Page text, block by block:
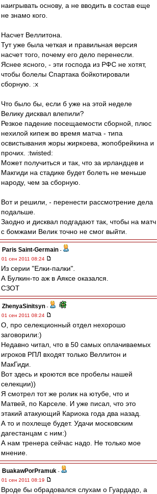
наигрывать основу, а не вводить в состав еще
не знамо кого.
Насчет Веллитона.
Тут уже была четкая и правильная версия
насчет того, почему его дело перенесли.
Яснее ясного, - эти господа из РФС не хотят,
чтобы болелы Спартака бойкотировали
сборную. :x
Что было бы, если б уже на этой неделе
Велику дисквал влепили?
Резкое падение посещаемости сборной, плюс
нехилой кипеж во время матча - типа
освистывания жоры жиркоева, жопобрейкина и
прочих. :twisted:
Может получиться и так, что за ирландцев и
Макгиди на стадике будет болеть не меньше
народу, чем за сборную.
Вот и решили, - перенести рассмотрение дела
подальше.
Заодно и дисквал подгадают так, чтобы на матч
с бомжами Велик точно не смог выйти.
Paris Saint-Germain -
01 сен 2011 08:24
Из серии "Елки-палки".
А Булкин-то аж в Аяксе оказался.
СЗОТ
ZhenyaSinitsyn -
01 сен 2011 08:24
О, про селекционный отдел нехорошо
заговорили:)
Недавно читал, что в 50 самых оплачиваемых
игроков РПЛ входят только Веллитон и
МакГиди.
Вот здесь и кроются все пробелы нашей
селекции))
Я смотрел тот же ролик на ютубе, что и
Матвей, по Карселе. И уже писал, что это
этакий атакующий Кариока года два назад.
А то и похлеще будет. Удачи московским
дагестанцам с ним:)
А нам тренера сейчас надо. Не только мое
мнение.
BuakawPorPramuk -
01 сен 2011 08:19
Вроде бы обрадовался слухам о Гуардадо, а